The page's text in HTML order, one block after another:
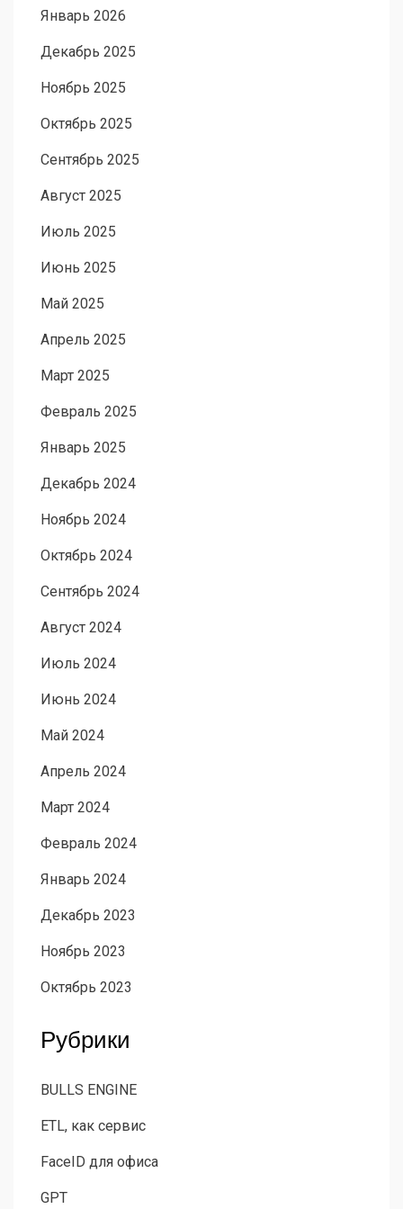
Январь 2026
Декабрь 2025
Ноябрь 2025
Октябрь 2025
Сентябрь 2025
Август 2025
Июль 2025
Июнь 2025
Май 2025
Апрель 2025
Март 2025
Февраль 2025
Январь 2025
Декабрь 2024
Ноябрь 2024
Октябрь 2024
Сентябрь 2024
Август 2024
Июль 2024
Июнь 2024
Май 2024
Апрель 2024
Март 2024
Февраль 2024
Январь 2024
Декабрь 2023
Ноябрь 2023
Октябрь 2023
Рубрики
BULLS ENGINE
ETL, как сервис
FaceID для офиса
GPT